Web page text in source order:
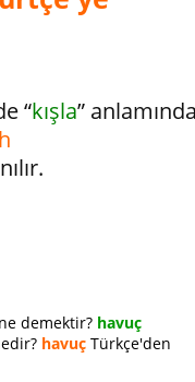
“kışla”
demektir? havuç
havuç Türkçe'den